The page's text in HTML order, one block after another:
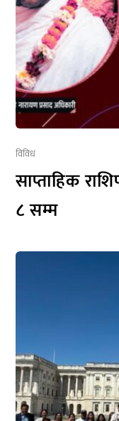
विविध
साप्ताहिक
८ सम्म